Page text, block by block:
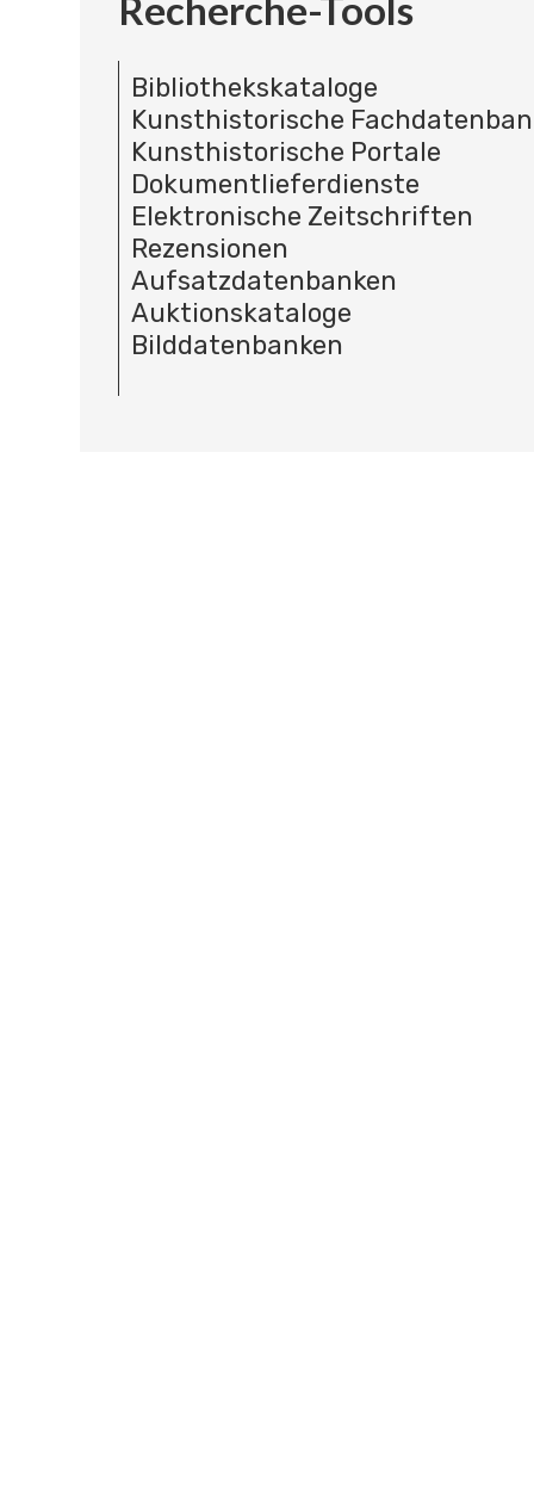
Recherche-Tools
Bibliothekskataloge
Kunsthistorische
Kunsthistorische Portale
Dokumentlieferdienste
Elektronische Zeitschriften
Rezensionen
Aufsatzdatenbanken
Auktionskataloge
Bilddatenbanken